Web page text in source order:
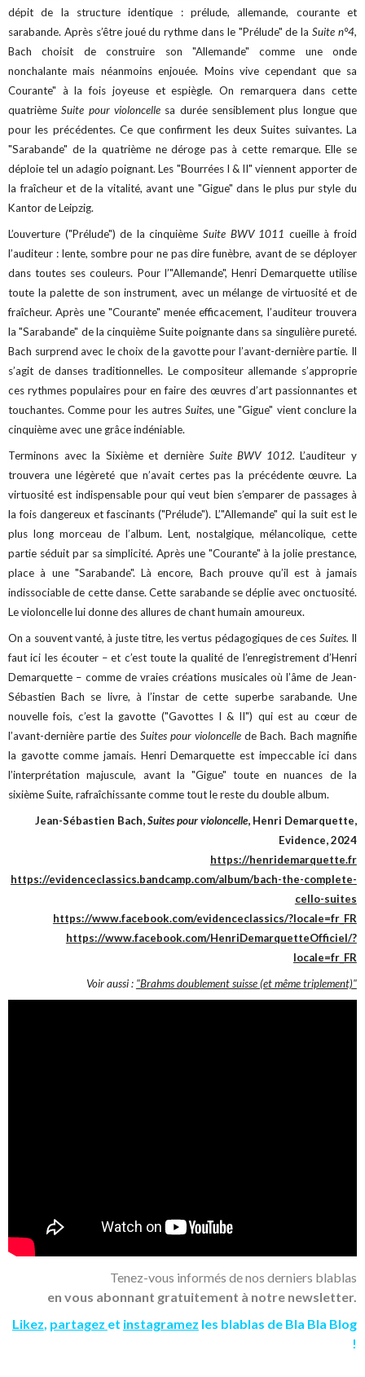
dépit de la structure identique : prélude, allemande, courante et
sarabande. Après s’être joué du rythme dans le "Prélude" de laSuite n°4,
Bach choisit de construire son "Allemande" comme une onde
nonchalante mais néanmoins enjouée. Moins vive cependant que sa
Courante" à la fois joyeuse et espiègle. On remarquera dans cette
quatrièmeSuite pour violoncelle sa durée sensiblement plus longue que
pour les précédentes. Ce que confirment les deux Suites suivantes. La
"Sarabande" de la quatrième ne déroge pas à cette remarque. Elle se
déploie tel un adagio poignant. Les "Bourrées I & II" viennent apporter de
la fraîcheur et de la vitalité, avant une "Gigue" dans le plus pur style du
Kantor de Leipzig.
L’ouverture ("Prélude") de la cinquième Suite BWV 1011 cueille à froid
l’auditeur : lente, sombre pour ne pas dire funèbre, avant de se déployer
dans toutes ses couleurs. Pour l’"Allemande", Henri Demarquette utilise
toute la palette de son instrument, avec un mélange de virtuosité et de
fraîcheur. Après une "Courante" menée efficacement, l’auditeur trouvera
la "Sarabande" de la cinquième Suite poignante dans sa singulière pureté.
Bach surprend avec le choix de la gavotte pour l’avant-dernière partie. Il
s’agit de danses traditionnelles. Le compositeur allemande s’approprie
ces rythmes populaires pour en faire des œuvres d’art passionnantes et
touchantes. Comme pour les autres Suites, une "Gigue" vient conclure la
cinquième avec une grâce indéniable.
Terminons avec la Sixième et dernière Suite BWV 1012. L’auditeur y
trouvera une légèreté que n’avait certes pas la précédente œuvre. La
virtuosité est indispensable pour qui veut bien s’emparer de passages à
la fois dangereux et fascinants ("Prélude"). L’"Allemande" qui la suit est le
plus long morceau de l’album. Lent, nostalgique, mélancolique, cette
partie séduit par sa simplicité. Après une "Courante" à la jolie prestance,
place à une "Sarabande". Là encore, Bach prouve qu’il est à jamais
indissociable de cette danse. Cette sarabande se déplie avec onctuosité.
Le violoncelle lui donne des allures de chant humain amoureux.
On a souvent vanté, à juste titre, les vertus pédagogiques de ces Suites. Il
faut ici les écouter – et c’est toute la qualité de l’enregistrement d’Henri
Demarquette – comme de vraies créations musicales où l’âme de Jean-
Sébastien Bach se livre, à l’instar de cette superbe sarabande. Une
nouvelle fois, c’est la gavotte ("Gavottes I & II") qui est au cœur de
l’avant-dernière partie des Suites pour violoncelle de Bach. Bach magnifie
la gavotte comme jamais. Henri Demarquette est impeccable ici dans
l’interprétation majuscule, avant la "Gigue" toute en nuances de la
sixième Suite, rafraîchissante comme tout le reste du double album.
Jean-Sébastien Bach,Suites pour violoncelle, Henri Demarquette,
Evidence, 2024
https://henridemarquette.fr
https://evidenceclassics.bandcamp.com/album/bach-the-complete-
cello-suites
https://www.facebook.com/evidenceclassics/?locale=fr_FR
https://www.facebook.com/HenriDemarquetteOfficiel/?
locale=fr_FR
Voir aussi : "Brahms doublement suisse (et même triplement)"
Tenez-vous informés de nos derniers blablas
en vous abonnant gratuitement à notre newsletter.
Likez partagez et instagramez les blablas de Bla Bla Blog
!